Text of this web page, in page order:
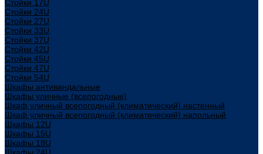
Стойки 17U
Стойки 24U
Стойки 27U
Стойки 33U
Стойки 37U
Стойки 42U
Стойки 45U
Стойки 47U
Стойки 54U
Шкафы антивандальные
Шкафы уличные (всепогодные)
Шкаф уличный всепогодный (климатический) настенный
Шкаф уличный всепогодный (климатический) напольный
Шкафы 12U
Шкафы 15U
Шкафы 18U